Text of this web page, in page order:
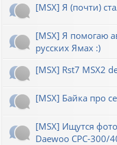
[MSX] Я (почти)
[MSX] Я помогаю
русских Ямах :)
[MSX] Rst7 MSX2
[MSX] Байка про
[MSX] Ищутся
Daewoo CPC-300/